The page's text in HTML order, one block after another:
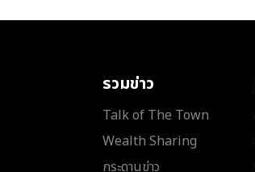
รวมข่าว
Talk of The Town
Wealth Sharing
กระดานข่าว